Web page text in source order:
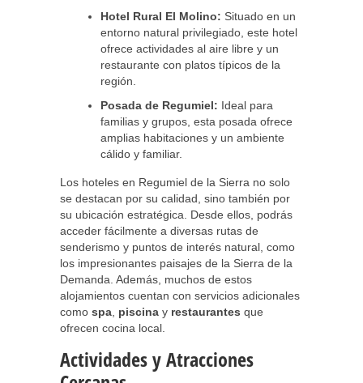
Hotel Rural El Molino: Situado en un
entorno natural privilegiado, este hotel
ofrece actividades al aire libre y un
restaurante con platos típicos de la
región.
Posada de Regumiel: Ideal para
familias y grupos, esta posada ofrece
amplias habitaciones y un ambiente
cálido y familiar.
Los hoteles en Regumiel de la Sierra no solo
se destacan por su calidad, sino también por
su ubicación estratégica. Desde ellos, podrás
acceder fácilmente a diversas rutas de
senderismo y puntos de interés natural, como
los impresionantes paisajes de la Sierra de la
Demanda. Además, muchos de estos
alojamientos cuentan con servicios adicionales
como spa piscina y restaurantes que
ofrecen cocina local.
Actividades y Atracciones